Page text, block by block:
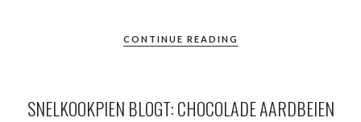
CONTINUE READING
SNELKOOKPIEN BLOGT: CHOCOLADE AARDBEIEN